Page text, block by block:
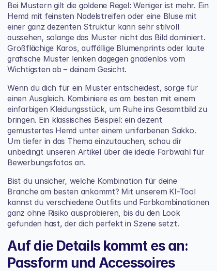
Bei Mustern gilt die goldene Regel: Weniger ist mehr. Ein
Hemd mit feinsten Nadelstreifen oder eine Bluse mit
einer ganz dezenten Struktur kann sehr stilvoll
aussehen, solange das Muster nicht das Bild dominiert.
Großflächige Karos, auffällige Blumenprints oder laute
grafische Muster lenken dagegen gnadenlos vom
Wichtigsten ab – deinem Gesicht.
Wenn du dich für ein Muster entscheidest, sorge für
einen Ausgleich. Kombiniere es am besten mit einem
einfarbigen Kleidungsstück, um Ruhe ins Gesamtbild zu
bringen. Ein klassisches Beispiel: ein dezent
gemustertes Hemd unter einem unifarbenen Sakko.
Um tiefer in das Thema einzutauchen, schau dir
unbedingt unseren Artikel über die ideale Farbwahl für
Bewerbungsfotos an.
Bist du unsicher, welche Kombination für deine
Branche am besten ankommt? Mit unserem KI-Tool
kannst du verschiedene Outfits und Farbkombinationen
ganz ohne Risiko ausprobieren, bis du den Look
gefunden hast, der dich perfekt in Szene setzt.
Auf die Details kommt es an:
Passform und Accessoires